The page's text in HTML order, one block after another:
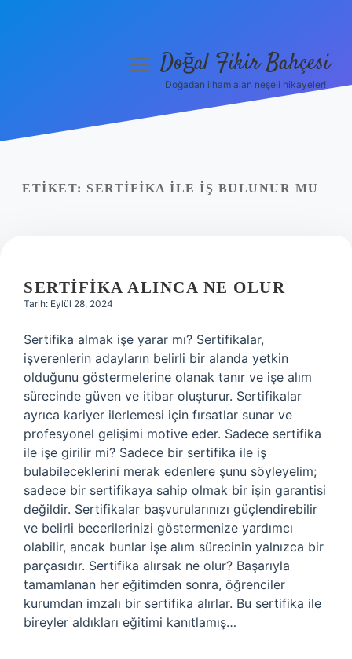
Yasal Uyarı
menüyüDoğal Fikir Bahçesi
Doğadan ilham alan neşeli hikayeler!
ETIKET: SERTIFIKA ILE IŞ BULUNUR MU
SERTIFIKA ALINCA NE OLUR
Tarih: Eylül 28, 2024
Sertifika almak işe yarar mı? Sertifikalar,
işverenlerin adayların belirli bir alanda yetkin
olduğunu göstermelerine olanak tanır ve işe alım
sürecinde güven ve itibar oluşturur. Sertifikalar
ayrıca kariyer ilerlemesi için fırsatlar sunar ve
profesyonel gelişimi motive eder. Sadece sertifika
ile işe girilir mi? Sadece bir sertifika ile iş
bulabileceklerini merak edenlere şunu söyleyelim;
sadece bir sertifikaya sahip olmak bir işin garantisi
değildir. Sertifikalar başvurularınızı güçlendirebilir
ve belirli becerilerinizi göstermenize yardımcı
olabilir, ancak bunlar işe alım sürecinin yalnızca bir
parçasıdır. Sertifika alırsak ne olur? Başarıyla
tamamlanan her eğitimden sonra, öğrenciler
kurumdan imzalı bir sertifika alırlar. Bu sertifika ile
bireyler aldıkları eğitimi kanıtlamış…